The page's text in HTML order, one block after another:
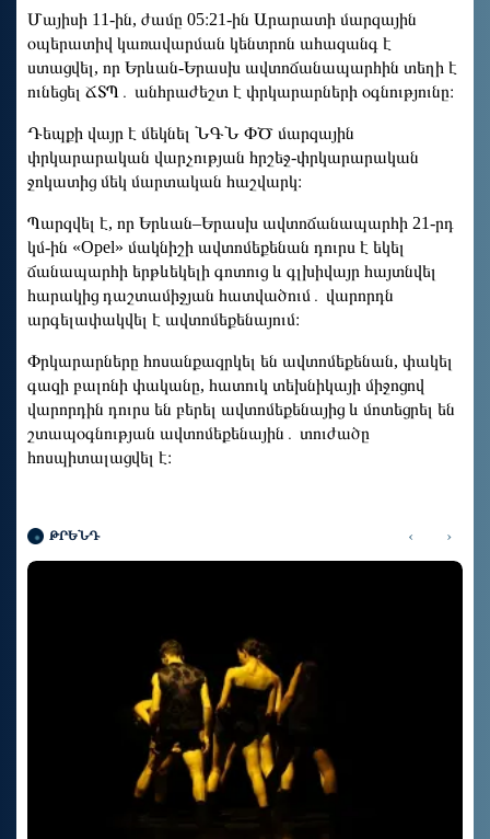
Մայիսի 11-ին, ժամը 05։21-ին Արարատի մարզային
օպերատիվ կառավարման կենտրոն ահազանգ է
ստացվել, որ Երևան-Երասխ ավտոճանապարհին տեղի է
ունեցել ՃՏՊ․ անհրաժեշտ է փրկարարների օգնությունը։
Դեպքի վայր է մեկնել ՆԳՆ ՓԾ մարզային
փրկարարական վարչության հրշեջ-փրկարարական
ջոկատից մեկ մարտական հաշվարկ։
Պարզվել է, որ Երևան–Երասխ ավտոճանապարհի 21-րդ
կմ-ին «Opel» մակնիշի ավտոմեքենան դուրս է եկել
ճանապարհի երթևեկելի գոտուց և գլխիվայր հայտնվել
հարակից դաշտամիջյան հատվածում․ վարորդն
արգելափակվել է ավտոմեքենայում։
Փրկարարները հոսանքազրկել են ավտոմեքենան, փակել
գազի բալոնի փականը, հատուկ տեխնիկայի միջոցով
վարորդին դուրս են բերել ավտոմեքենայից և մոտեցրել են
շտապօգնության ավտոմեքենային․ տուժածը
հոսպիտալացվել է։
ԹՐԵՆԴ ‹ ›